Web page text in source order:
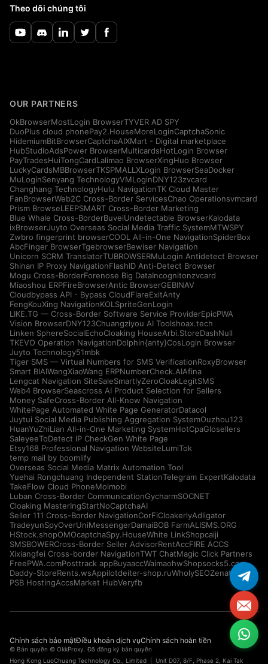
Theo dõi chúng tôi
OUR PARTNERS
OkBrowserMostLogin BrowserTYVER AD SPY
DuoPlus cloud phonePay2.HouseMoreLoginCaptchaSonic
HidemiumBitBrowserCaptchaAIXMart - Digital marketplace
HubStudioAdsPower BrowserMulticardsHotLogin Browser
PayTradesHuiTongCardLalimao BrowserXingHuo Browser
LuckyCardsMBBrowserTKSPMALLXLogin BrowserSeaDocker
MuLoginSenyang TechnologyVMLoginDNY123zvcard
Changhang TechnologyHulu NavigationTK Cloud Master
FanBrowserWeb2C Cross-Border ServicesChao Operationsvmcard
Prism BrowseLEEPSMART Cross-Border Marketing
Blue Whale Cross-BorderBuveiUndetectable BrowserKalodata
ixBrowserJuyto Overseas Social Media Traffic SystemMTWSPY
Zwbro fingerprint browserCOOL All-in-One NavigationSpiderBox
AbcFinger BrowserTgebrowserBewiser Navigation
Unicorn SCRM TranslatorTUBROWSERMuLogin Antidetect Browser
Shinan IP Proxy NavigationFlashID Anti-Detect Browser
Mogu Cross-BorderForenose Big DataIncognitonzvcard
Miaoshou ERPFireBrowserAntic BrowserGEBINAV
Cloudbypass API - Bypass CloudFlareExitAnty
FengKouXing NavigationKOLSpriteGenLogin
LIKE.TG — Cross-Border Software Service ProviderEpicPWA
Vision BrowserDNY123Chuangziyou AI Toolshoax.tech
Linken SphereSocialEchoCloaking HouseArbi.StoreDashNull
TKEVO Operation NavigationDolphin{anty}CosLogin Browser
Juyto Technology51mbk
Tiger SMS — Virtual Numbers for SMS VerificationRoxyBrowser
Smart BIAIWangXiaoWang ERPNumberCheck.AIAfina
Lengcat Navigation SiteSaleSmartlyZeroCloakLegitSMS
Web4 BrowserSeascross AI Product Selection for Sellers
Money SafeCross-Border All-Know Navigation
WhitePage Automated White Page GeneratorDatacol
Juytui Social Media Publishing Aggregation SystemOuzhou123
HuanYuZhiLian All-in-One Marketing SystemHotCpaGlosellers
SaleyeeToDetect IP CheckGen White Page
Etsy168 Professional Navigation WebsiteLumiTok
temp mail by boomlify
Overseas Social Media Matrix Automation Tool
Yuehai Rongchuang Independent StationTelegram ExpertKalodata
TakeFlow Cloud PhoneMoimobi
Luban Cross-Border CommunicationGycharmSOCNET
Cloaking MasterIngStartNoCaptchaAI
Seller 111 Cross-Border NavigationCorFiCloakerlyAdligator
TradeyunSpyOverUniMessengerDamaiBOB FarmALISMS.ORG
HStock.shopOMOcaptchaSpy.HouseWhite LinkShopcaiji
SMSBOWERCross-Border Seller AdvisorRentAccFIRE ACCS
Xixiangfei Cross-border NavigationTWT ChatMagic Click Partners
FreePWA.comPosttrack appBuyaaccWaimaohwShopsocks5.com
Daddy-StoreRents.wsAppilotdeiter-shop.ruWholySEOZenattica
PSB HostingAccsMarket HubVeryfb
Chính sách bảo mậtĐiều khoản dịch vụChính sách hoàn tiền
© Bản quyền © OkkProxy. Đã đăng ký bản quyền
Hong Kong LuoChuang Technology Co., Limited | Unit D07, 8/F, Phase 2, Kai Tak